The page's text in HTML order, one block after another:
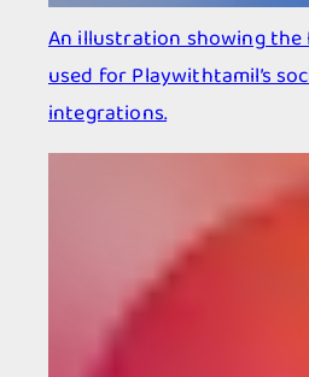
An illustration showing the
used for Playwithtamil’s
integrations.